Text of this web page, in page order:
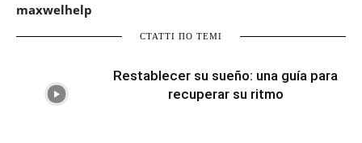
maxwelhelp
СТАТТІ ПО ТЕМІ
Restablecer su sueño: una guía para
recuperar su ritmo